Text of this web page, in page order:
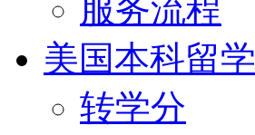
服务流程
美国本科留学
转学分